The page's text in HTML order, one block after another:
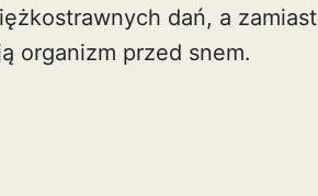
dań, a zamiast
organizm przed snem.